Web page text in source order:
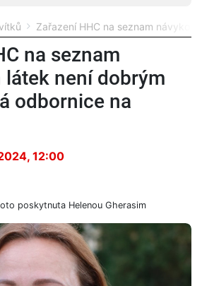
Zařazení HHC na seznam
na seznam
látek není dobrým
odbornice na
12:00
poskytnuta Helenou Gherasim